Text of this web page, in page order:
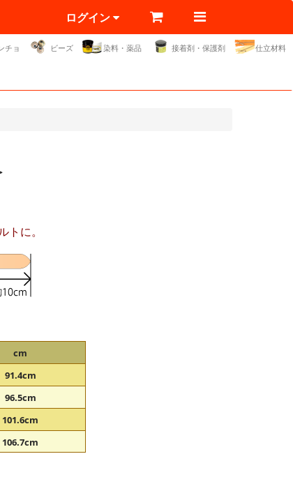
ログイン
チョ ビーズ 染料・薬品 接着剤・保護剤 仕立材料
に。
cm
91.4cm
96.5cm
101.6cm
106.7cm